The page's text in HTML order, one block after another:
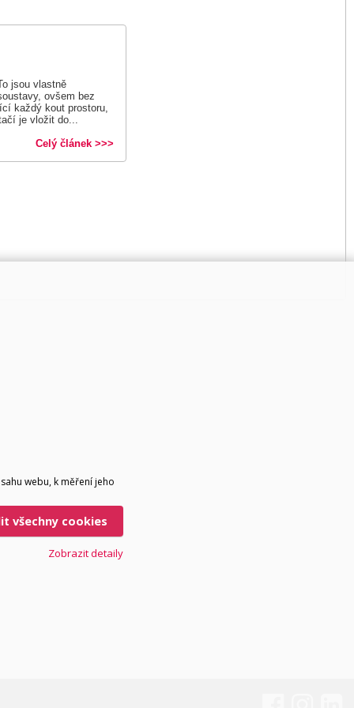
jsou vlastně
ovšem bez
každý kout prostoru,
je vložit do...
Celý článek >>>
webu, k měření jeho
všechny cookies
Zobrazit detaily